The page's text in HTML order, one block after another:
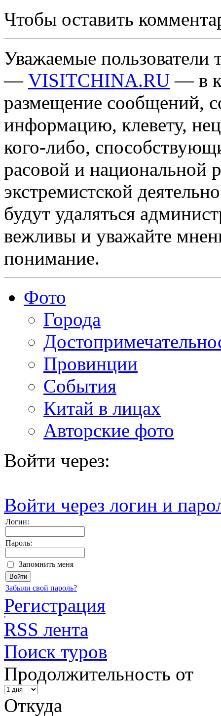
Чтобы оставить
Уважаемые пользователи
— VISITCHINA.RU — в
размещение сообщений,
информацию, клевету,
кого-либо,
расовой и национальной
экстремистской
будут удаляться
вежливы и уважайте
понимание.
Фото
Города
Провинции
События
Китай в лицах
Авторские фото
Войти через:
Войти через логин и
Логин:
Пароль:
Запомнить меня
Забыли свой пароль?
Регистрация
RSS лента
Поиск туров
Продолжительность от
Откуда